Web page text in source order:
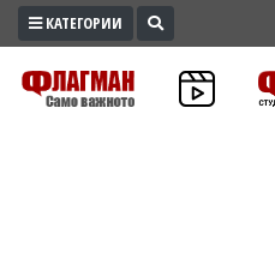
ПРОМО
ЗОНА
КАТЕГОРИИ